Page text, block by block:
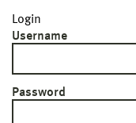
Login
Username
Password